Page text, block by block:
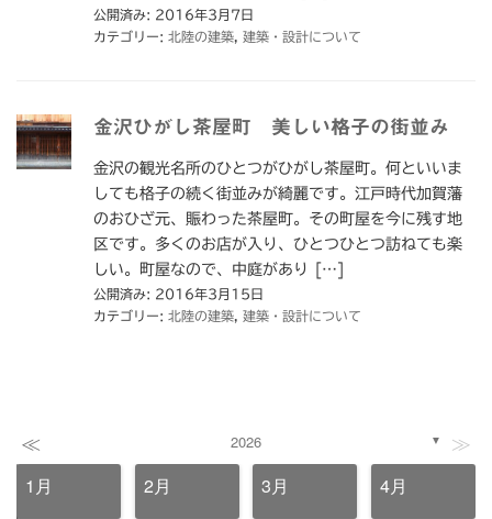
公開済み: 2016年3月7日
カテゴリー: 北陸の建築 建築・設計について
金沢ひがし茶屋町 美しい格子の街並み
金沢の観光名所のひとつがひがし茶屋町。何といいま
しても格子の続く街並みが綺麗です。江戸時代加賀藩
のおひざ元、賑わった茶屋町。その町屋を今に残す地
区です。多くのお店が入り、ひとつひとつ訪ねても楽
しい。町屋なので、中庭があり […]
公開済み: 2016年3月15日
カテゴリー: 北陸の建築 建築・設計について
≪ 2026 ▼ ≫
1月 2月 3月 4月